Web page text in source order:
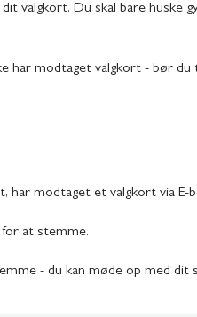
valgkort. Du skal bare huske
har modtaget valgkort - bør
har modtaget et valgkort via E-
for at stemme.
- du kan møde op med dit